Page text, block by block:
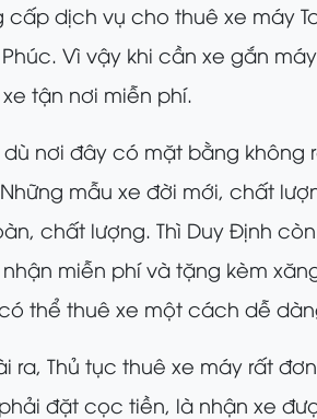
cấp dịch vụ cho thuê xe máy
Vì vậy khi cần xe gắn
tận nơi miễn phí.
nơi đây có mặt bằng không
mẫu xe đời mới, chất
chất lượng. Thì Duy Định
miễn phí và tặng kèm
thể thuê xe một cách dễ
ra, Thủ tục thuê xe máy rất
đặt cọc tiền, là nhận xe